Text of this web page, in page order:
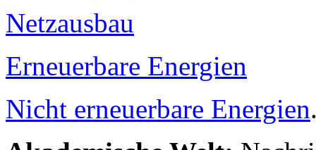
Netzausbau
Erneuerbare Energien
Nicht erneuerbare Energien